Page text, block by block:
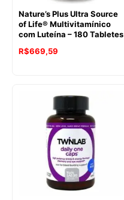
Nature’s Plus Ultra Source
of Life® Multivitamínico
com Luteína – 180 Tabletes
R$669,59